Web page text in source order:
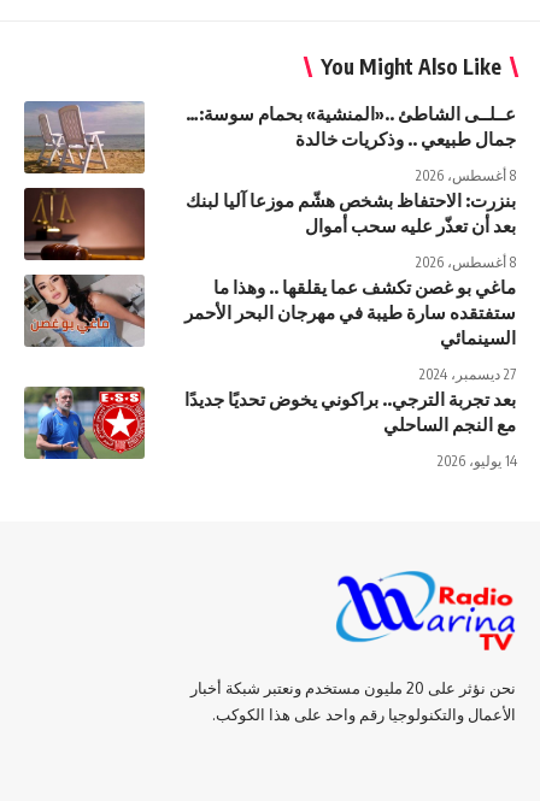
You Might Also Like
عــلــى الشاطئ ..«المنشية» بحمام سوسة:…
جمال طبيعي .. وذكريات خالدة
8 أغسطس، 2026
بنزرت: الاحتفاظ بشخص هشّم موزعا آليا لبنك
بعد أن تعذّر عليه سحب أموال
8 أغسطس، 2026
ماغي بو غصن تكشف عما يقلقها .. وهذا ما
ستفتقده سارة طيبة في مهرجان البحر الأحمر
السينمائي
27 ديسمبر، 2024
بعد تجربة الترجي.. براكوني يخوض تحديًا جديدًا
مع النجم الساحلي
14 يوليو، 2026
نحن نؤثر على 20 مليون مستخدم ونعتبر شبكة أخبار
الأعمال والتكنولوجيا رقم واحد على هذا الكوكب.